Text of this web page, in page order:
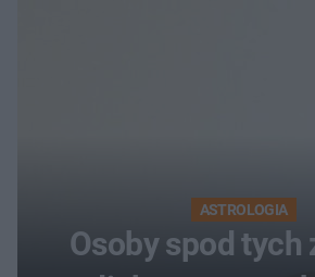
ASTROLOGIA
Osoby spod tych